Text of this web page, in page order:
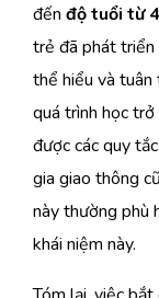
đến độ tuổi từ
trẻ đã phát triển
thể hiểu và
quá trình học trở
được các quy
gia giao thông
này thường phù
khái niệm này.